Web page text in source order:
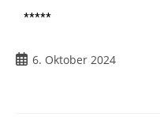
*****
6. Oktober 2024